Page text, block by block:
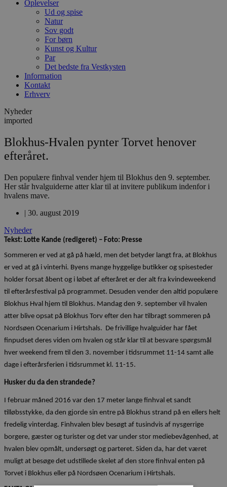
Oplevelser
Ud og spise
Natur
Sov godt
For børn
Kunst og Kultur
Par
Det bedste fra Vestkysten
Information
Kontakt
Erhverv
Nyheder
imported
Blokhus-Hvalen pynter Torvet henover
efteråret.
Den populære finhval vender hjem til Blokhus den 9. september.
Her står hvalguiderne atter klar til at invitere publikum indenfor i
hvalens mave.
| 30. august 2019
Nyheder
Tekst: Lotte Kande (redigeret) – Foto: Presse
Sommeren er ved at gå på hæld, men det betyder langt fra, at Blokhus
er ved at gå i vinterhi. Byens mange hyggelige butikker og spisesteder
holder forsat åbent og i løbet af efteråret er der alt fra kvindeweekend
til efterårsfestival på programmet. Desuden vender den altid populære
Blokhus Hval hjem til Blokhus. Mandag den 9. september vil hvalen
atter blive opsat på Blokhus Torv efter den har tilbragt sommeren på
Nordsøen Ocenarium i Hirtshals. De frivillige hvalguider har fået
finpudset deres viden om hvalen og står klar til at besvare spørgsmål
hver weekend frem til den 3. november i tidsrummet 11-14 samt alle
dage i efterårsferien i tidsrummet kl. 11-15.
Husker du da den strandede?
I februar måned 2016 var den 17 meter lange finhval et sandt
tilløbsstykke, da den gjorde sin entre på Blokhus strand på en ellers helt
fredelig vinterdag. Finhvalen blev besøgt af tusindvis af nysgerrige
borgere, gæster og turister og det var under stor mediebevågenhed, at
hvalen blev opmålt, undersøgt og parteret. Siden da, har det været
muligt at besøge det udstillede skelet af den store finhval enten på
Torvet i Blokhus eller på Nordsøen Ocenarium i Hirtshals.